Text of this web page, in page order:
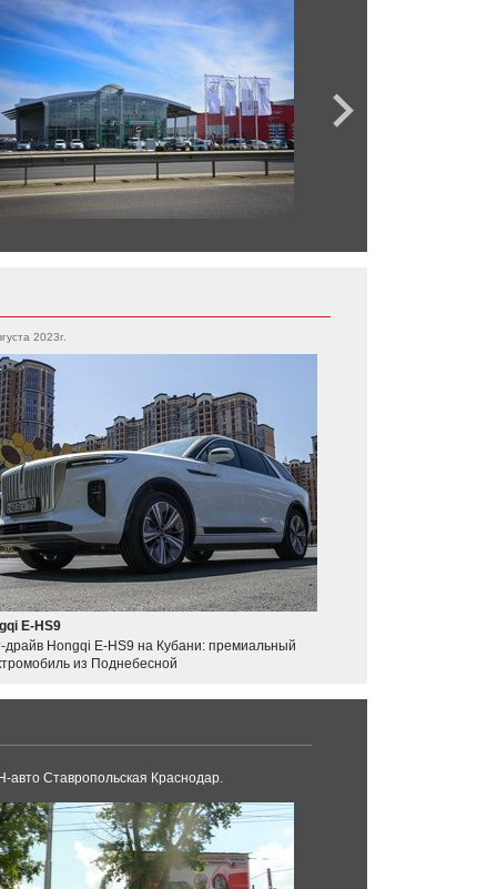
2023г.
E-HS9
драйв Hongqi E-HS9 на Кубани: премиальный
из Поднебесной
авто Ставропольская Краснодар.